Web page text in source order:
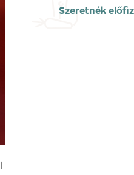
Szeretnék